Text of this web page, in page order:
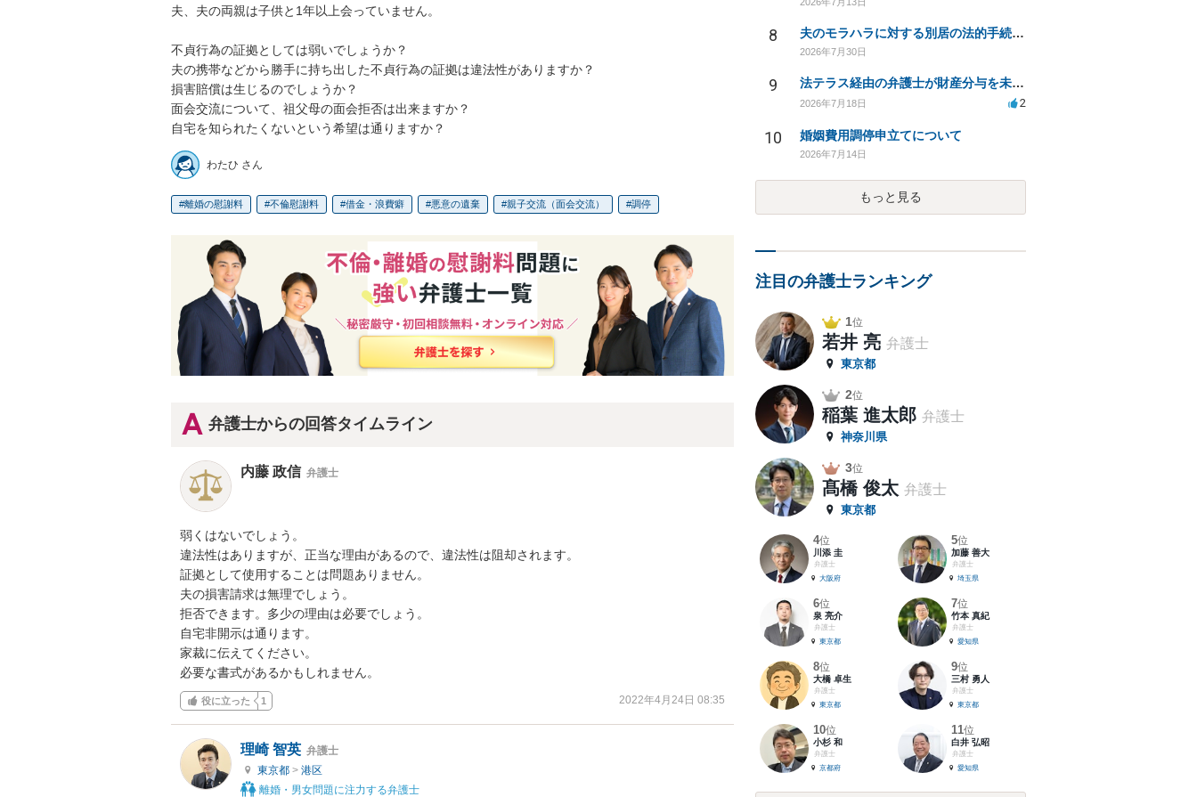
夫、夫の両親は子供と1年以上会っていません。
不貞行為の証拠としては弱いでしょうか？
夫の携帯などから勝手に持ち出した不貞行為の証拠は違法性がありますか？
損害賠償は生じるのでしょうか？
面会交流について、祖父母の面会拒否は出来ますか？
自宅を知られたくないという希望は通りますか？
わたひ さん
離婚の慰謝料 不倫慰謝料 借金・浪費癖 悪意の遺棄 親子交流（面会交流） 調停
弁護士からの回答タイムライン
内藤 政信 弁護士
弱くはないでしょう。
違法性はありますが、正当な理由があるので、違法性は阻却されます。
証拠として使用することは問題ありません。
夫の損害請求は無理でしょう。
拒否できます。多少の理由は必要でしょう。
自宅非開示は通ります。
家裁に伝えてください。
必要な書式があるかもしれません。
役に立った 1 2022年4月24日 08:35
理崎 智英 弁護士
東京都 > 港区
離婚・男女問題に注力する弁護士
8 夫のモラハラに対する別居の法的手続き相談
2026年7月30日
9 法テラス経由の弁護士が財産分与を未解決のまま放置
2026年7月18日 2
10 婚姻費用調停申立てについて
2026年7月14日
もっと見る
注目の弁護士ランキング
1位
若井 亮 弁護士
東京都
2位
稲葉 進太郎 弁護士
神奈川県
3位
髙橋 俊太 弁護士
東京都
4位
川添 圭
弁護士
大阪府
5位
加藤 善大
弁護士
埼玉県
6位
泉 亮介
弁護士
東京都
7位
竹本 真紀
弁護士
愛知県
8位
大橋 卓生
弁護士
東京都
9位
三村 勇人
弁護士
東京都
10位
小杉 和
弁護士
京都府
11位
白井 弘昭
弁護士
愛知県